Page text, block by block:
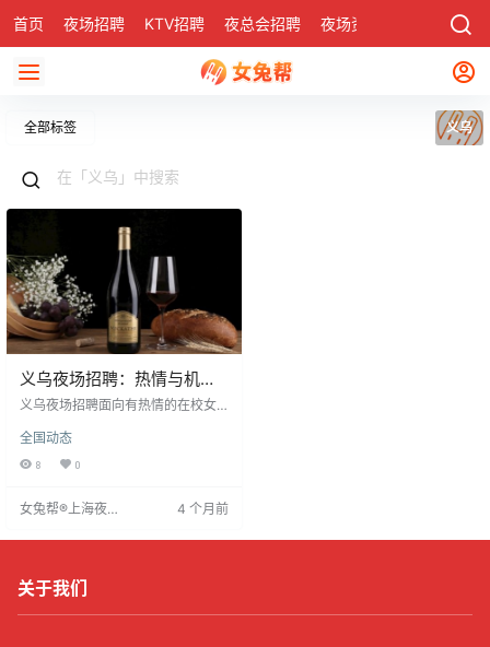
首页 夜场招聘 KTV招聘 夜总会招聘 夜场资讯 社区
全部标签 义乌
义乌夜场招聘：热情与机会
并存
义乌夜场招聘面向有热情的在校女
重工作态度。官网提供详细招聘信
息，面试形式灵活，无需过分紧
人性化，无刁难，氛围友好，鼓励
全国动态
8 0
女兔帮®上海夜场
4 个月前
关于我们